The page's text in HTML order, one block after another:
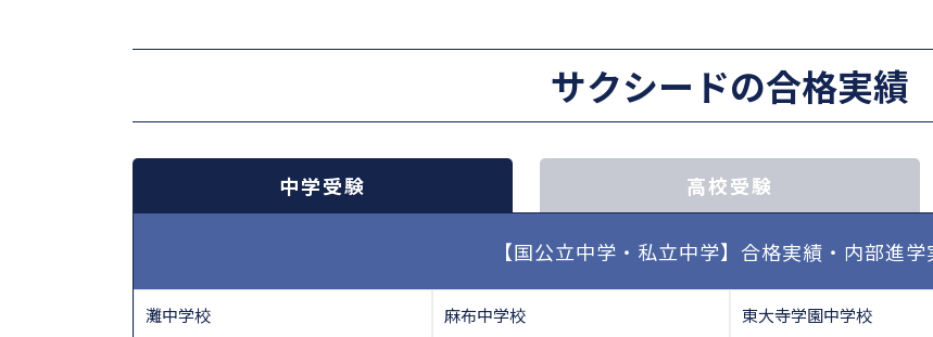
サクシードの合格実績
中学受験 高校受験
【国公立中学・私立中学】合格実績・内部進学
灘中学校 麻布中学校 東大寺学園中学校